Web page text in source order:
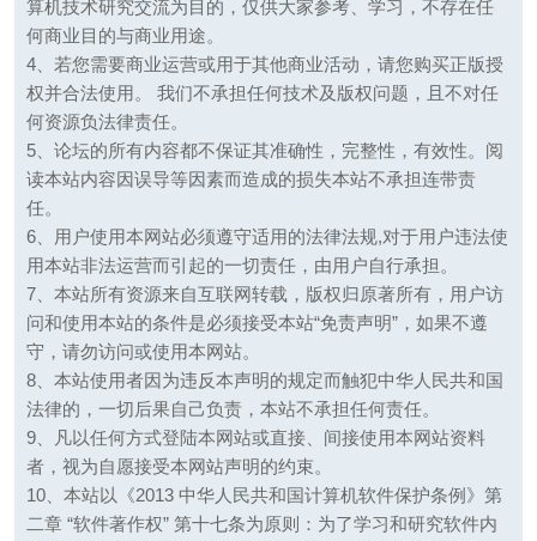
算机技术研究交流为目的，仅供大家参考、学习，不存在任
何商业目的与商业用途。
4、若您需要商业运营或用于其他商业活动，请您购买正版授
权并合法使用。 我们不承担任何技术及版权问题，且不对任
何资源负法律责任。
5、论坛的所有内容都不保证其准确性，完整性，有效性。阅
读本站内容因误导等因素而造成的损失本站不承担连带责
任。
6、用户使用本网站必须遵守适用的法律法规,对于用户违法使
用本站非法运营而引起的一切责任，由用户自行承担。
7、本站所有资源来自互联网转载，版权归原著所有，用户访
问和使用本站的条件是必须接受本站“免责声明”，如果不遵
守，请勿访问或使用本网站。
8、本站使用者因为违反本声明的规定而触犯中华人民共和国
法律的，一切后果自己负责，本站不承担任何责任。
9、凡以任何方式登陆本网站或直接、间接使用本网站资料
者，视为自愿接受本网站声明的约束。
10、本站以《2013 中华人民共和国计算机软件保护条例》第
二章 “软件著作权” 第十七条为原则：为了学习和研究软件内